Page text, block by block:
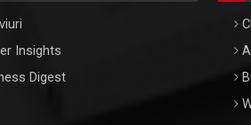
Insights
Digest